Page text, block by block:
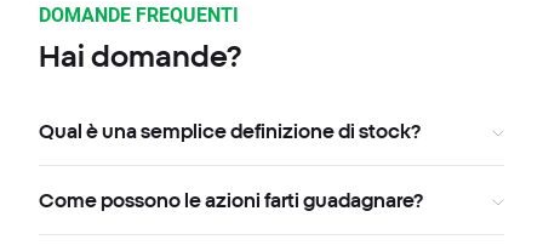
DOMANDE FREQUENTI
Hai domande?
Qual è una semplice definizione di stock?
Come possono le azioni farti guadagnare?